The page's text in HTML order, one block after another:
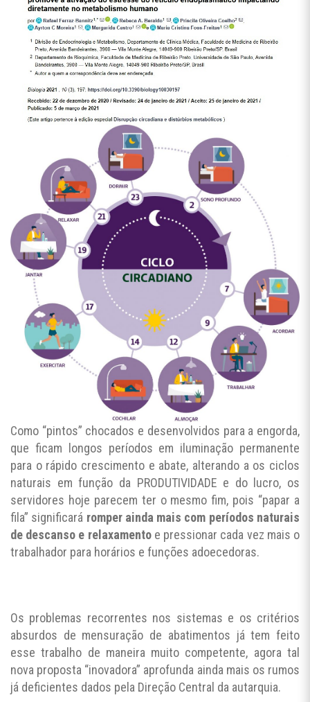
Como “pintos” chocados e desenvolvidos para a engorda,
que ficam longos períodos em iluminação permanente
para o rápido crescimento e abate, alterando a os ciclos
naturais em função da PRODUTIVIDADE e do lucro, os
servidores hoje parecem ter o mesmo fim, pois “papar a
fila” significará romper ainda mais com períodos naturais
de descanso e relaxamentoe pressionar cada vez mais o
trabalhador para horários e funções adoecedoras.
Os problemas recorrentes nos sistemas e os critérios
absurdos de mensuração de abatimentos já tem feito
esse trabalho de maneira muito competente, agora tal
nova proposta “inovadora” aprofunda ainda mais os rumos
já deficientes dados pela Direção Central da autarquia.